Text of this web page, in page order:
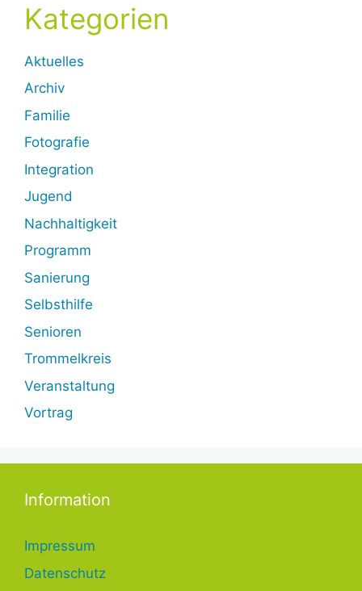
Kategorien
Aktuelles
Archiv
Familie
Fotografie
Integration
Jugend
Nachhaltigkeit
Programm
Sanierung
Selbsthilfe
Senioren
Trommelkreis
Veranstaltung
Vortrag
Information
Impressum
Datenschutz